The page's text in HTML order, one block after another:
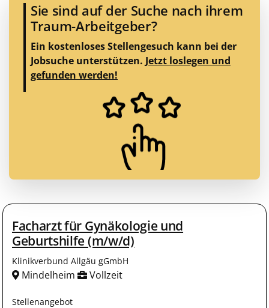
Sie sind auf der Suche nach ihrem
Traum-Arbeitgeber?
Ein kostenloses Stellengesuch kann bei der
Jobsuche unterstützen. Jetzt loslegen und
gefunden werden!
Facharzt für Gynäkologie und
Geburtshilfe (m/w/d)
Klinikverbund Allgäu gGmbH
Mindelheim Vollzeit
Stellenangebot